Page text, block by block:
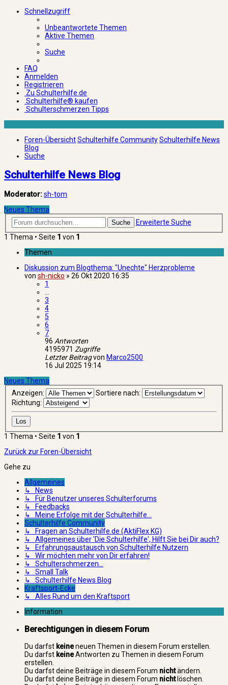
Schnellzugriff
Unbeantwortete Themen
Aktive Themen
Suche
FAQ
Anmelden
Registrieren
Zu Schulterhilfe.de
Schulterhilfe® kaufen
Schulterschmerzen Tipps
Foren-ÜbersichtSchulterhilfe CommunitySchulterhilfe News
Blog
Suche
Schulterhilfe News Blog
Moderator:sh-tom
Neues Thema
Suche
Erweiterte Suche
1 Thema • Seite 1 von 1
Themen
Diskussion zum Blogthema: "Unechte" Herzprobleme
von sh-nicko » 26 Okt 2020 16:35
1
…
3
4
5
6
7
96 Antworten
4195971 Zugriffe
Letzter Beitragvon Marco2500
16 Jul 2025 19:14
Neues Thema
Anzeigen:
Sortiere nach:
Richtung:
1 Thema • Seite 1 von 1
Zurück zur Foren-Übersicht
Gehe zu
Allgemeines
↳ News
↳ Für Benutzer unseres Schulterforums
↳ Feedbacks
↳ Meine Erfolge mit der Schulterhilfe...
Schulterhilfe Community
↳ Fragen an Schulterhilfe.de (AktiFlex KG)
↳ Allgemeines über 'Die Schulterhilfe', Hilft Sie bei Dir auch?
↳ Erfahrungsaustausch von Schulterhilfe Nutzern
↳ Wir möchten mehr von Dir erfahren!
↳ Schulterschmerzen...
↳ Small Talk
↳ Schulterhilfe News Blog
Kraftsport-Ecke
↳ Alles Rund um den Kraftsport
Information
Berechtigungen in diesem Forum
Du darfst keineneuen Themen in diesem Forum erstellen.
Du darfst keineAntworten zu Themen in diesem Forum
erstellen.
Du darfst deine Beiträge in diesem Forum nichtändern.
Du darfst deine Beiträge in diesem Forum nichtlöschen.